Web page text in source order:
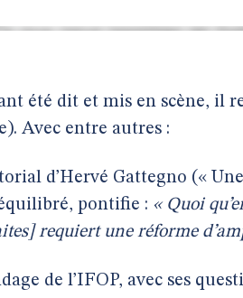
été dit et mis en scène, il
Avec entre autres :
d’Hervé Gattegno («
pontifie : « Quoi
requiert une réforme
de l’IFOP, avec ses